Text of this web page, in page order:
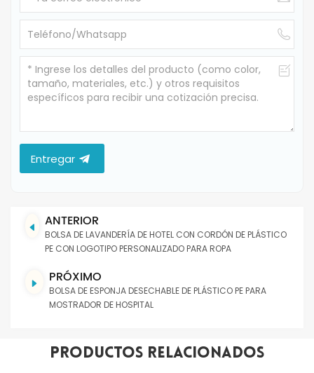
Entregar
ANTERIOR
BOLSA DE LAVANDERÍA DE HOTEL CON CORDÓN DE PLÁSTICO
PE CON LOGOTIPO PERSONALIZADO PARA ROPA
PRÓXIMO
BOLSA DE ESPONJA DESECHABLE DE PLÁSTICO PE PARA
MOSTRADOR DE HOSPITAL
Productos Relacionados